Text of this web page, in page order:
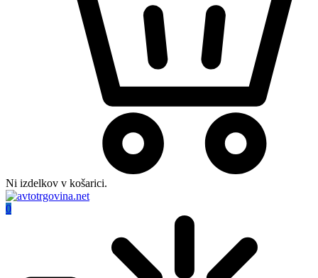
Ni izdelkov v košarici.
0